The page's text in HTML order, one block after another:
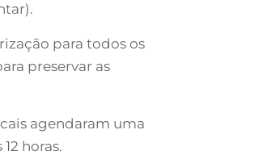
para todos os
preservar as
agendaram uma
horas.